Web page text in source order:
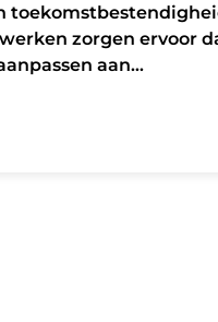
zorgen ervoor
aan…